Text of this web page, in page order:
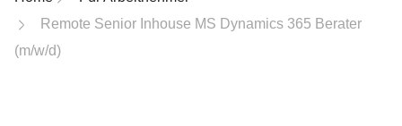
Remote Senior Inhouse MS Dynamics 365 Berater
(m/w/d)